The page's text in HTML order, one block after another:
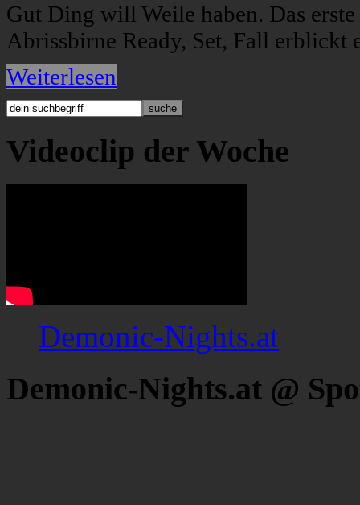
Gut Ding will Weile haben. Das
Abrissbirne Ready, Set, Fall erblickt
Weiterlesen
Videoclip der Woche
Demonic-Nights.at
Demonic-Nights.at @